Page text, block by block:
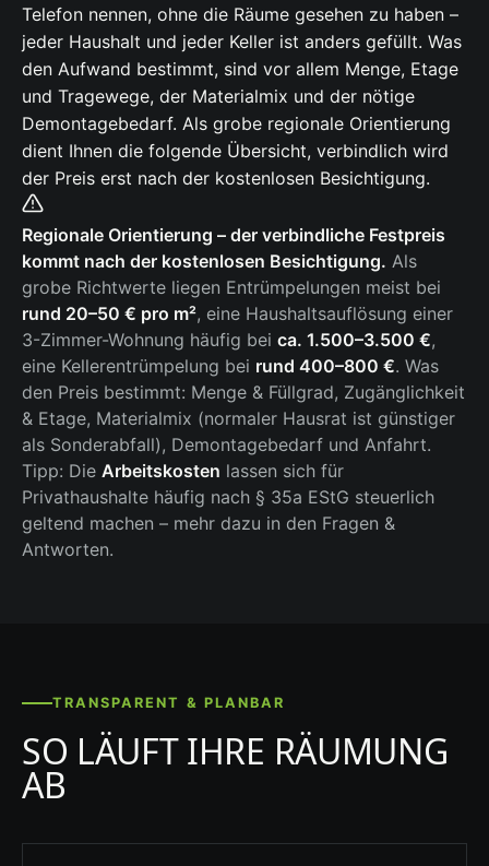
Telefon nennen, ohne die Räume gesehen zu haben –
jeder Haushalt und jeder Keller ist anders gefüllt. Was
den Aufwand bestimmt, sind vor allem Menge, Etage
und Tragewege, der Materialmix und der nötige
Demontagebedarf. Als grobe regionale Orientierung
dient Ihnen die folgende Übersicht, verbindlich wird
der Preis erst nach der kostenlosen Besichtigung.
Regionale Orientierung – der verbindliche Festpreis
kommt nach der kostenlosen Besichtigung. Als
grobe Richtwerte liegen Entrümpelungen meist bei
rund 20–50 € pro m², eine Haushaltsauflösung einer
3-Zimmer-Wohnung häufig bei ca. 1.500–3.500 €,
eine Kellerentrümpelung bei rund 400–800 €. Was
den Preis bestimmt: Menge & Füllgrad, Zugänglichkeit
& Etage, Materialmix (normaler Hausrat ist günstiger
als Sonderabfall), Demontagebedarf und Anfahrt.
Tipp: Die Arbeitskosten lassen sich für
Privathaushalte häufig nach § 35a EStG steuerlich
geltend machen – mehr dazu in den Fragen &
Antworten.
TRANSPARENT & PLANBAR
SO LÄUFT IHRE RÄUMUNG
AB